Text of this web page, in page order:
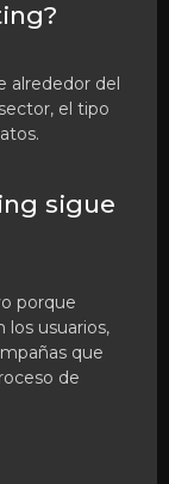
alrededor del
el tipo
sigue
porque
usuarios,
que
de